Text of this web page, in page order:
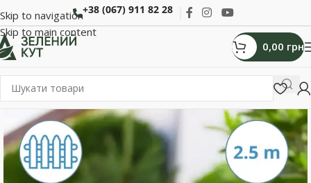
Skip to navigation
Skip to main content
+38 (067) 911 82 28
0,00 грн